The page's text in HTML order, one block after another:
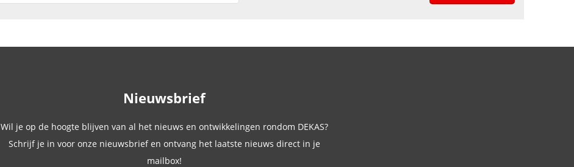
Nieuwsbrief
Wil je op de hoogte blijven van al het nieuws en ontwikkelingen rondom DEKAS?
Schrijf je in voor onze nieuwsbrief en ontvang het laatste nieuws direct in je
mailbox!